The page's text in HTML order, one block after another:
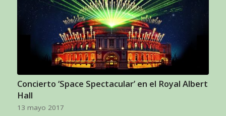
Concierto ‘Space Spectacular’ en el Royal Albert
Hall
13 mayo 2017